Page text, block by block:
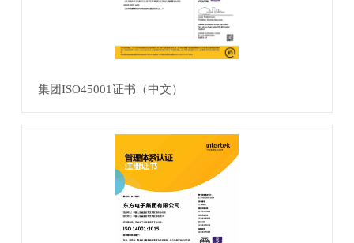
集团ISO45001证书（中文）